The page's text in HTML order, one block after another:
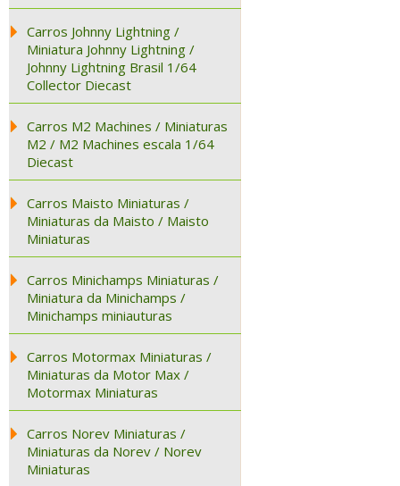
Carros Johnny Lightning /
Miniatura Johnny Lightning /
Johnny Lightning Brasil 1/64
Collector Diecast
Carros M2 Machines / Miniaturas
M2 / M2 Machines escala 1/64
Diecast
Carros Maisto Miniaturas /
Miniaturas da Maisto / Maisto
Miniaturas
Carros Minichamps Miniaturas /
Miniatura da Minichamps /
Minichamps miniauturas
Carros Motormax Miniaturas /
Miniaturas da Motor Max /
Motormax Miniaturas
Carros Norev Miniaturas /
Miniaturas da Norev / Norev
Miniaturas